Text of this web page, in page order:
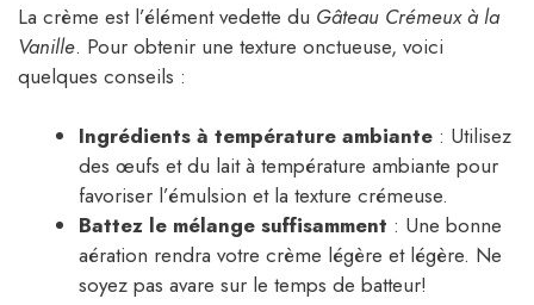
La crème est l’élément vedette du Gâteau Crémeux à la
Vanille. Pour obtenir une texture onctueuse, voici
quelques conseils :
Ingrédients à température ambiante : Utilisez
des œufs et du lait à température ambiante pour
favoriser l’émulsion et la texture crémeuse.
Battez le mélange suffisamment : Une bonne
aération rendra votre crème légère et légère. Ne
soyez pas avare sur le temps de batteur!